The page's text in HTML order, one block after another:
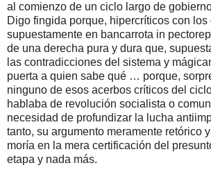
al comienzo de un ciclo largo de
Digo fingida porque, hipercríticos con
supuestamente en bancarrota in
de una derecha pura y dura que,
las contradicciones del sistema y
puerta a quien sabe qué … porque,
ninguno de esos acerbos críticos del
hablaba de revolución socialista o
necesidad de profundizar la lucha
tanto, su argumento meramente retórico
moría en la mera certificación del
etapa y nada más.